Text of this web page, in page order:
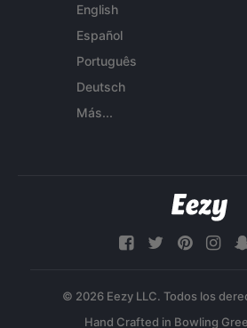
English
Español
Português
Deutsch
Más...
© 2026 Eezy LLC. Todos los